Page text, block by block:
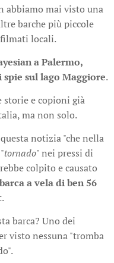
abbiamo mai visto una
barche più piccole
filmati locali.
a Palermo,
sul lago Maggiore.
storie e copioni già
ma non solo.
notizia "che nella
tornado" nei pressi di
colpito e causato
barca a vela di ben 56
barca? Uno dei
visto nessuna "tromba